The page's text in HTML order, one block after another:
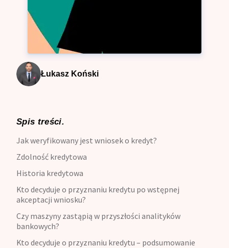
Łukasz Koński
Spis treści.
Jak weryfikowany jest wniosek o kredyt?
Zdolność kredytowa
Historia kredytowa
Kto decyduje o przyznaniu kredytu po wstępnej
akceptacji wniosku?
Czy maszyny zastąpią w przyszłości analityków
bankowych?
Kto decyduje o przyznaniu kredytu – podsumowanie